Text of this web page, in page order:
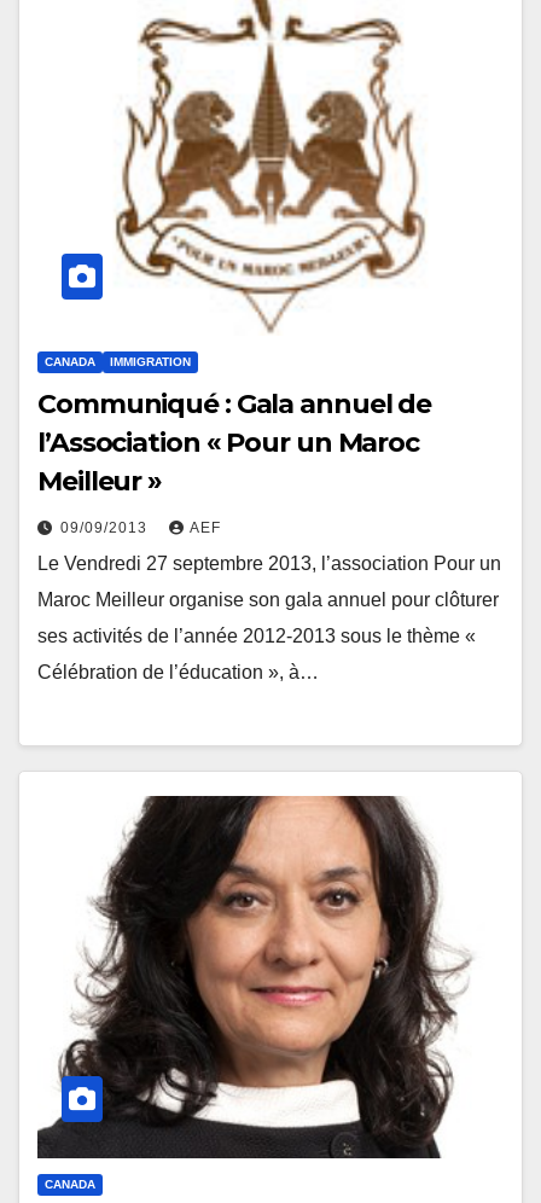
CANADA IMMIGRATION
Communiqué : Gala annuel de
l’Association « Pour un Maroc
Meilleur »
09/09/2013 AEF
Le Vendredi 27 septembre 2013, l’association Pour un
Maroc Meilleur organise son gala annuel pour clôturer
ses activités de l’année 2012-2013 sous le thème «
Célébration de l’éducation », à…
CANADA